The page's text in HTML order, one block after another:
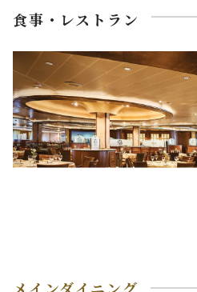
食事・レストラン
メインダイニング